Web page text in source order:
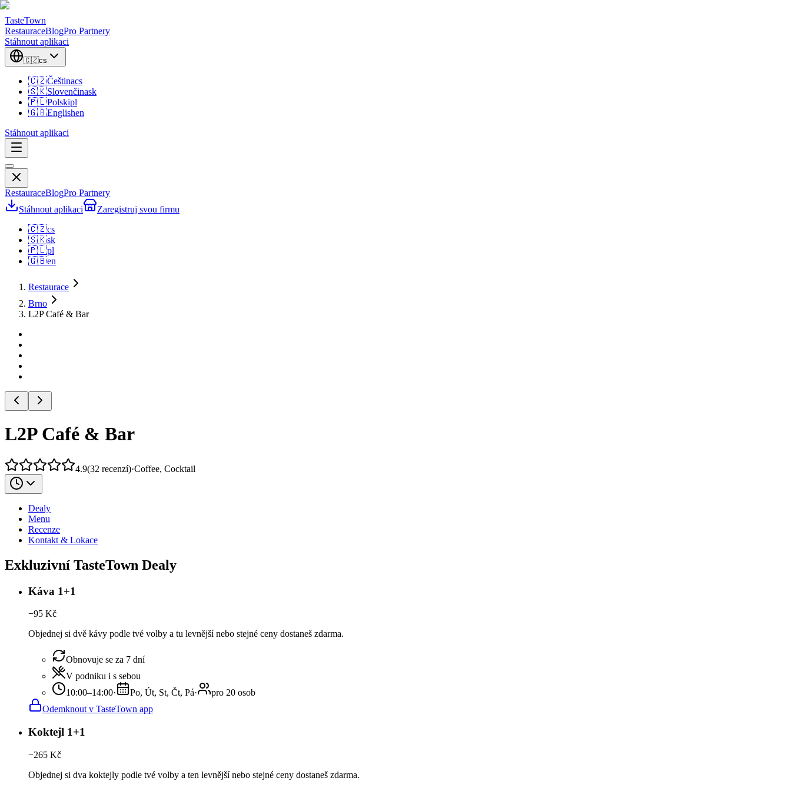
TasteTown
RestauraceBlogPro Partnery
Stáhnout aplikaci
🇨🇿cs
🇨🇿Češtinacs
🇸🇰Slovenčinask
🇵🇱Polskipl
🇬🇧Englishen
Stáhnout aplikaci
RestauraceBlogPro Partnery
Stáhnout aplikaci
Zaregistruj svou firmu
🇨🇿cs
🇸🇰sk
🇵🇱pl
🇬🇧en
Restaurace
Brno
L2P Café & Bar
L2P Café & Bar
4.9(32 recenzí)·Coffee, Cocktail
Dealy
Menu
Recenze
Kontakt & Lokace
Exkluzivní TasteTown Dealy
Káva 1+1
−95 Kč
Objednej si dvě kávy podle tvé volby a tu levnější nebo stejné ceny dostaneš zdarma.
Obnovuje se za 7 dní
V podniku i s sebou
10:00–14:00· Po, Út, St, Čt, Pá·
pro 20 osob
Odemknout v TasteTown app
Koktejl 1+1
−265 Kč
Objednej si dva koktejly podle tvé volby a ten levnější nebo stejné ceny dostaneš zdarma.